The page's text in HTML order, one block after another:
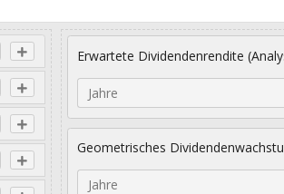
Erwartete Dividendenrendite
Jahre
Geometrisches
Jahre